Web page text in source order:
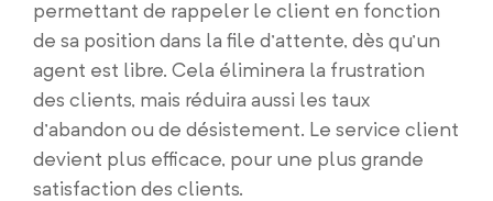
permettant de rappeler le client en fonction
de sa position dans la file d’attente, dès qu’un
agent est libre. Cela éliminera la frustration
des clients, mais réduira aussi les taux
d’abandon ou de désistement. Le service client
devient plus efficace, pour une plus grande
satisfaction des clients.